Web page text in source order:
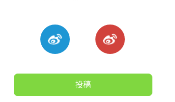
投稿